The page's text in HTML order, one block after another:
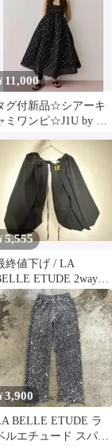
11,000
グ付新品☆シアーキ
ミワンピ☆J1U by LA
5,555
終値下げ / LA
ETUDE 2wayボ
ューム袖ボレロ
3,900
BELLE ETUDE ラ
ルエチュード スパン